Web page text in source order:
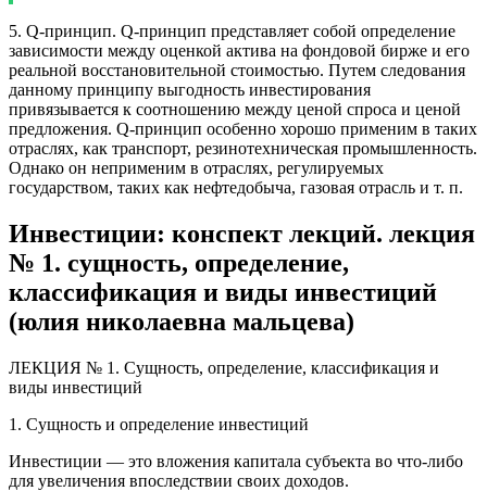
5. Q-принцип. Q-принцип представляет собой определение
зависимости между оценкой актива на фондовой бирже и его
реальной восстановительной стоимостью. Путем следования
данному принципу выгодность инвестирования
привязывается к соотношению между ценой спроса и ценой
предложения. Q-принцип особенно хорошо применим в таких
отраслях, как транспорт, резинотехническая промышленность.
Однако он неприменим в отраслях, регулируемых
государством, таких как нефтедобыча, газовая отрасль и т. п.
Инвестиции: конспект лекций. лекция
№ 1. сущность, определение,
классификация и виды инвестиций
(юлия николаевна мальцева)
ЛЕКЦИЯ № 1. Сущность, определение, классификация и
виды инвестиций
1. Сущность и определение инвестиций
Инвестиции — это вложения капитала субъекта во что-либо
для увеличения впоследствии своих доходов.